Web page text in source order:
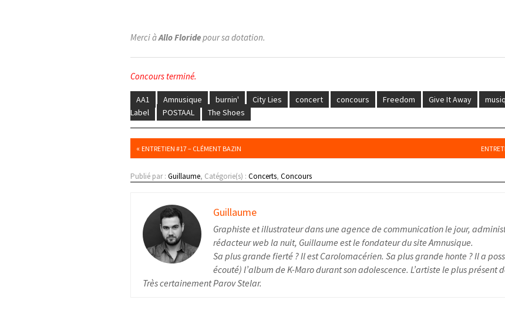
Merci àAllo Floridepour sa dotation.
Concours terminé.
AA1 Amnusique burnin' City Lies concert concours Freedom Give It Away
Label
POSTAAL The Shoes
«ENTRETIEN #17 – CLÉMENT BAZIN
Publié par :Guillaume, Catégorie(s) :Concerts,Concours
Guillaume
Graphiste et illustrateur dans une agence de communication le jour,
rédacteur web la nuit, Guillaume est le fondateur du site Amnusique.
Sa plus grande fierté ? Il est Carolomacérien. Sa plus grande honte ? Il a
écouté) l’album de K-Maro durant son adolescence. L’artiste le plus présent
Très certainement Parov Stelar.